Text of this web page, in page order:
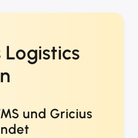
Logistics
und Gricius